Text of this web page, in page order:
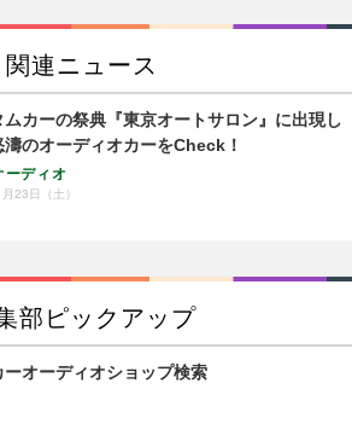
関連ニュース
ムカーの祭典『東京オートサロン』に出現し
濤のオーディオカーをCheck！
ーディオ
23日（土）
部ピックアップ
ーオーディオショップ検索